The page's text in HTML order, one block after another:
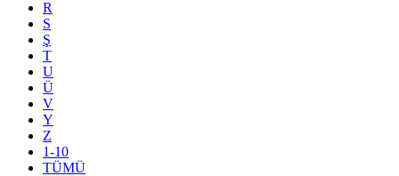
R
S
Ş
T
U
Ü
V
Y
Z
1-10
TÜMÜ